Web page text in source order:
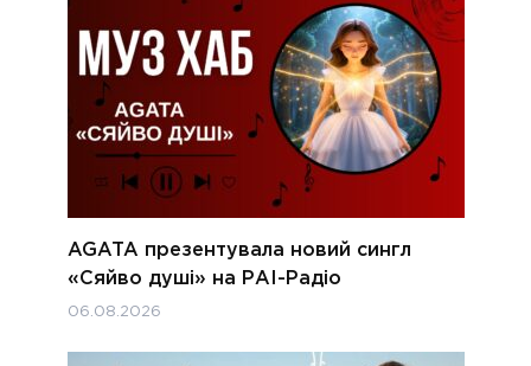
AGATA презентувала новий сингл
«Сяйво душі» на РАІ-Радіо
06.08.2026